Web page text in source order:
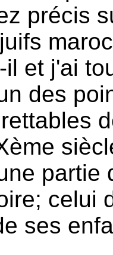
précis
et j'ai
des
partie
celui
ses